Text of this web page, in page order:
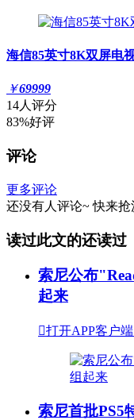
海信85英寸8K双屏电
￥69999
14人评分
83%好评
评论
更多评论
还没有人评论~ 快来抢
读过此文的还读过
索尼公布
起来
打开APP客户端
索尼首批PS5